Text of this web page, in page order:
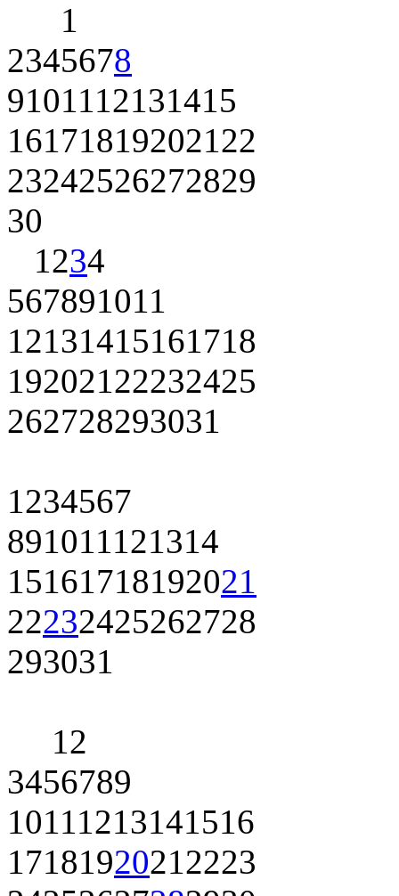
1
2345678
9101112131415
16171819202122
23242526272829
30
1234
567891011
12131415161718
19202122232425
262728293031
1234567
891011121314
15161718192021
22232425262728
293031
12
3456789
10111213141516
17181920212223